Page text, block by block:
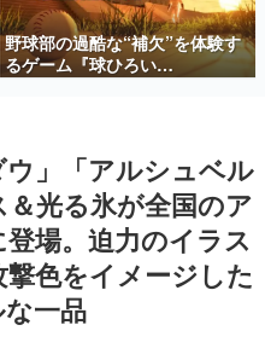
ページビュー数万以上！ などな
た、電ファミ渾身の“殿堂入り”記
の方々に製作時のエピソードをお
ない。『赫本』は、〈試験問題〉
説集です。
ム市場を担う若きクリエイター達
野球部の過酷な“補欠”を体験す
るゲーム『球ひろい
Simulator』が「1件」のウィッ
プロ野球選手から称賛の声
ウ」「アルシュベル
光る氷が全国のア
場。迫力のイラス
色をイメージした
一品